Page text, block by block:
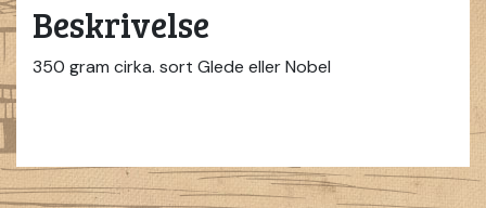
Beskrivelse
350 gram cirka. sort Glede eller Nobel